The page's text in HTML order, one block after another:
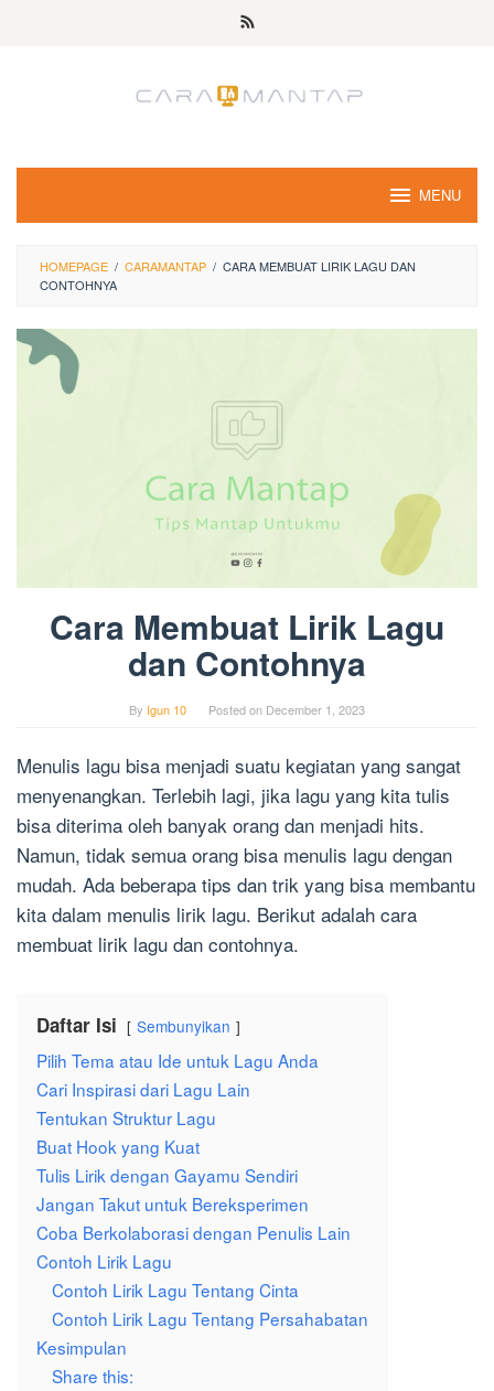
MENU
HOMEPAGE / CARAMANTAP / CARA MEMBUAT LIRIK LAGU DAN
CONTOHNYA
Cara Membuat Lirik Lagu
dan Contohnya
By Igun 10 Posted on December 1, 2023
Menulis lagu bisa menjadi suatu kegiatan yang sangat
menyenangkan. Terlebih lagi, jika lagu yang kita tulis
bisa diterima oleh banyak orang dan menjadi hits.
Namun, tidak semua orang bisa menulis lagu dengan
mudah. Ada beberapa tips dan trik yang bisa membantu
kita dalam menulis lirik lagu. Berikut adalah cara
membuat lirik lagu dan contohnya.
Daftar Isi Sembunyikan
Pilih Tema atau Ide untuk Lagu Anda
Cari Inspirasi dari Lagu Lain
Tentukan Struktur Lagu
Buat Hook yang Kuat
Tulis Lirik dengan Gayamu Sendiri
Jangan Takut untuk Bereksperimen
Coba Berkolaborasi dengan Penulis Lain
Contoh Lirik Lagu
Contoh Lirik Lagu Tentang Cinta
Contoh Lirik Lagu Tentang Persahabatan
Kesimpulan
Share this: